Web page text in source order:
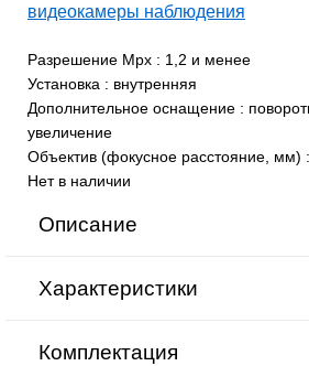
видеокамеры наблюдения
Разрешение Mpx : 1,2 и менее
Установка : внутренняя
Дополнительное оснащение :
увеличение
Объектив (фокусное расстояние, мм) :
Нет в наличии
Описание
Характеристики
Комплектация